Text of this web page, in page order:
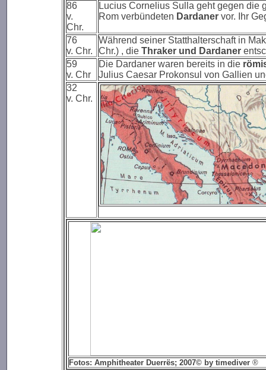
86
v.
Chr.
Lucius Cornelius Sulla geht gegen die
Rom verbündeten Dardaner vor. Ihr
76
v. Chr.
Während seiner Statthalterschaft in
Chr.) , die Thraker und Dardaner
59
v. Chr
Die Dardaner waren bereits in die
Julius Caesar Prokonsul von Gallien
32
v. Chr.
Fotos: Amphitheater Duerrës; 2007© by timediver ®